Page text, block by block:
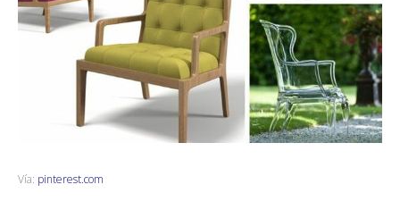
Vía: pinterest.com